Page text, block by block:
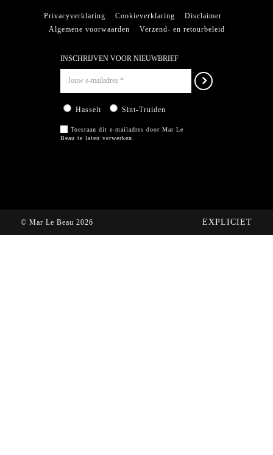
Privacyverklaring Cookieverklaring
Disclaimer
Algemene voorwaarden
Verzend- en retourbeleid
INSCHRIJVEN VOOR NIEUWBRIEF
Hasselt Sint-Truiden
Toestaan dit e-mailadres door Mar Le
Beau te laten verwerken.
© Mar Le Beau 2026 EXPLICIET